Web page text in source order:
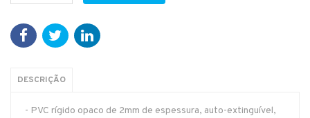
DESCRIÇÃO
- PVC rígido opaco de 2mm de espessura, auto-extinguível,